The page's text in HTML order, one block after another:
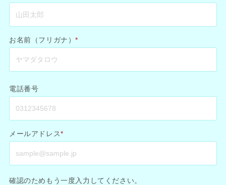
お名前（フリガナ）*
電話番号
メールアドレス*
確認のためもう一度入力してください。